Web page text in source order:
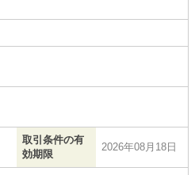
取引条件の有
効期限
2026年08月18日